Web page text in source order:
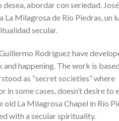
abordar con seriedad.
Milagrosa de Río Piedras, un
secular.
Rodriguez have
happening. The work is
as “secret societies” where
in some cases, doesn’t desire to
La Milagrosa Chapel in Río
with a secular spirituality.